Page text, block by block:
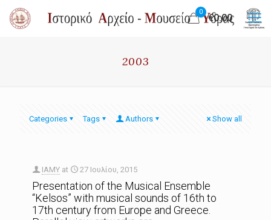
0
€0.00
2003
Categories Tags Authors Show all
IAMY at 27 Ιουλίου, 2015
Presentation of the Musical Ensemble
“Kelsos” with musical sounds of 16th to
17th century from Europe and Greece.